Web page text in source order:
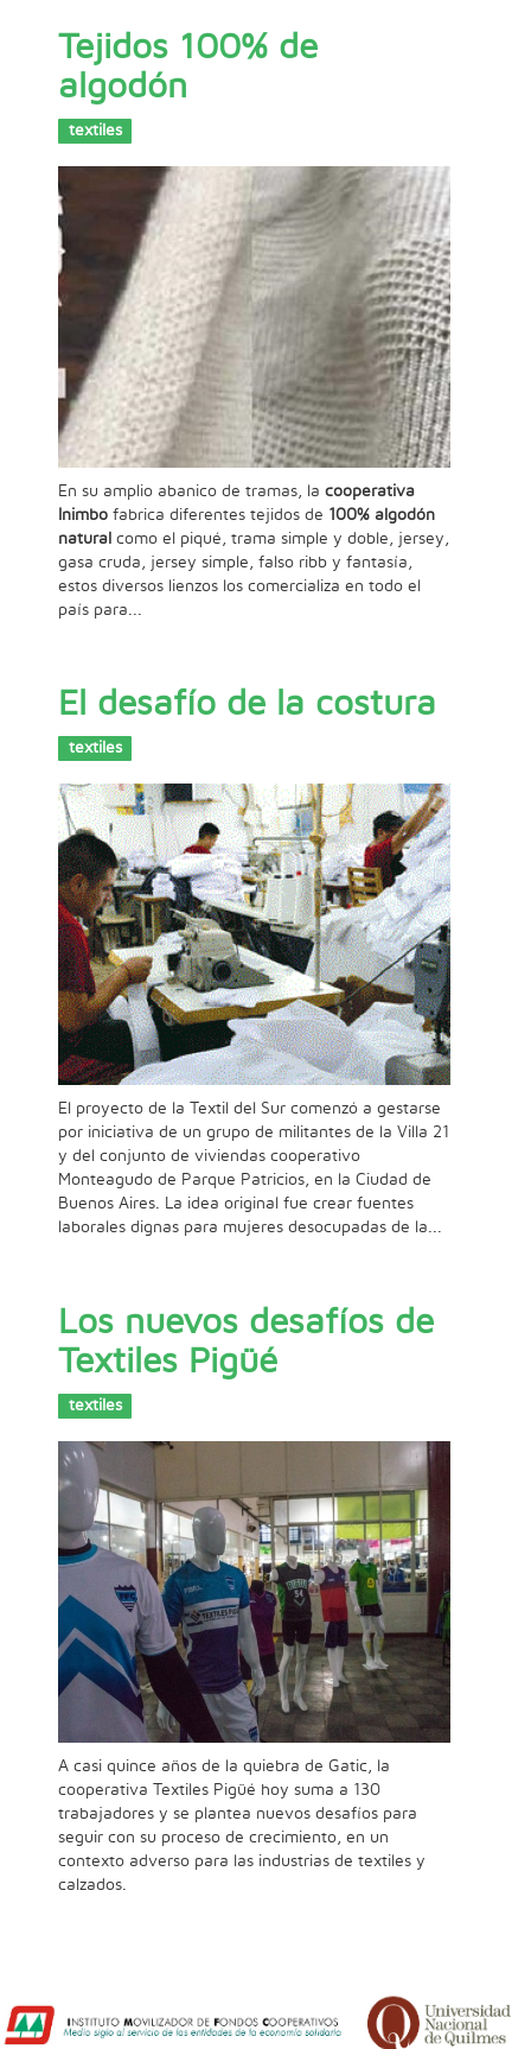
Tejidos 100% de
algodón
textiles
En su amplio abanico de tramas, la cooperativa
Inimbo fabrica diferentes tejidos de 100% algodón
natural como el piqué, trama simple y doble, jersey,
gasa cruda, jersey simple, falso ribb y fantasía,
estos diversos lienzos los comercializa en todo el
país para...
El desafío de la costura
textiles
El proyecto de la Textil del Sur comenzó a gestarse
por iniciativa de un grupo de militantes de la Villa 21
y del conjunto de viviendas cooperativo
Monteagudo de Parque Patricios, en la Ciudad de
Buenos Aires. La idea original fue crear fuentes
laborales dignas para mujeres desocupadas de la...
Los nuevos desafíos de
Textiles Pigüé
textiles
A casi quince años de la quiebra de Gatic, la
cooperativa Textiles Pigüé hoy suma a 130
trabajadores y se plantea nuevos desafíos para
seguir con su proceso de crecimiento, en un
contexto adverso para las industrias de textiles y
calzados.